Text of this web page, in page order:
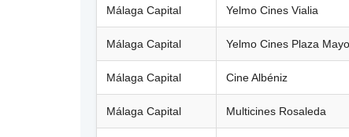
Málaga Capital Yelmo Cines Vialia
Málaga Capital Yelmo Cines Plaza
Málaga Capital Cine Albéniz
Málaga Capital Multicines Rosaleda